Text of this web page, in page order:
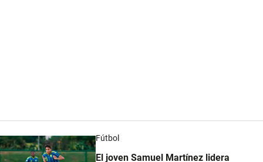
Fútbol
El joven Samuel Martínez lidera